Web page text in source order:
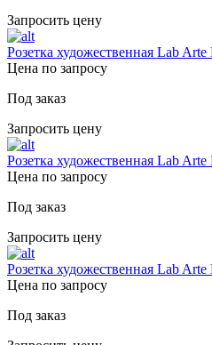
Запросить цену
Розетка художественная Lab
Цена по запросу
Под заказ
Запросить цену
Розетка художественная Lab
Цена по запросу
Под заказ
Запросить цену
Розетка художественная Lab
Цена по запросу
Под заказ